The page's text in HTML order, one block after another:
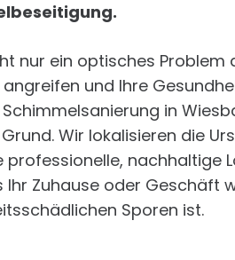
nur ein optisches Problem
und Ihre
in
Wir lokalisieren die
nachhaltige
Ihr Zuhause oder Geschäft
Sporen ist.